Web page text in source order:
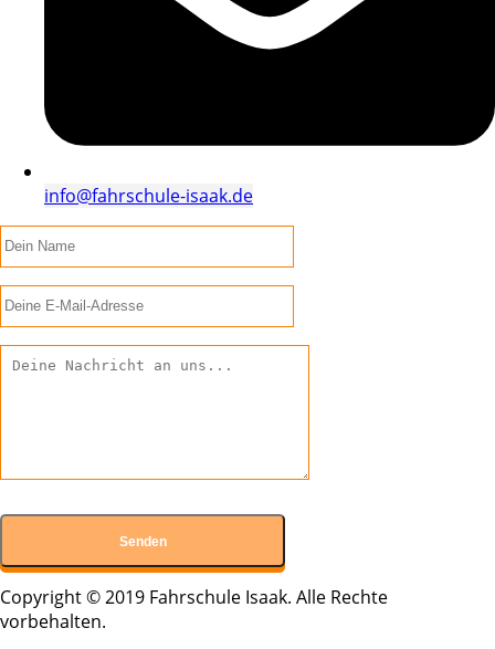
info@fahrschule-isaak.de
Copyright © 2019 Fahrschule Isaak. Alle Rechte
vorbehalten.